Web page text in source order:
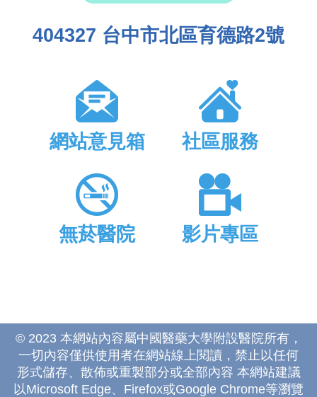
404327 台中市北區育德路2號
網站意見箱 社區服務
無菸醫院 影片專區
© 2023 本網站內容屬中國醫藥大學附設醫院所有，
一切內容僅供使用者在網站線上閱讀，禁止以任何
形式儲存、散佈或重製部分或全部內容 本網站建議
以Microsoft Edge、Firefox或Google Chrome等瀏覽